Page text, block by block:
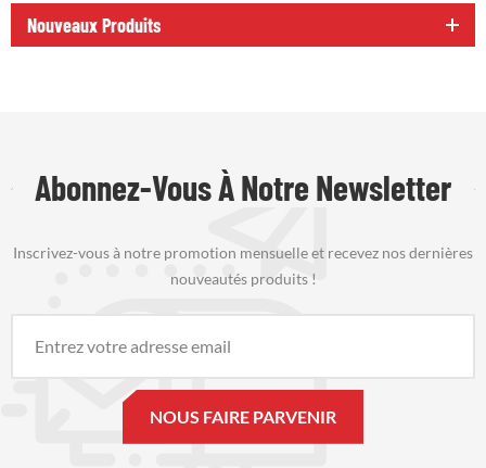
Nouveaux Produits
Abonnez-Vous À Notre Newsletter
Inscrivez-vous à notre promotion mensuelle et recevez nos dernières
nouveautés produits !